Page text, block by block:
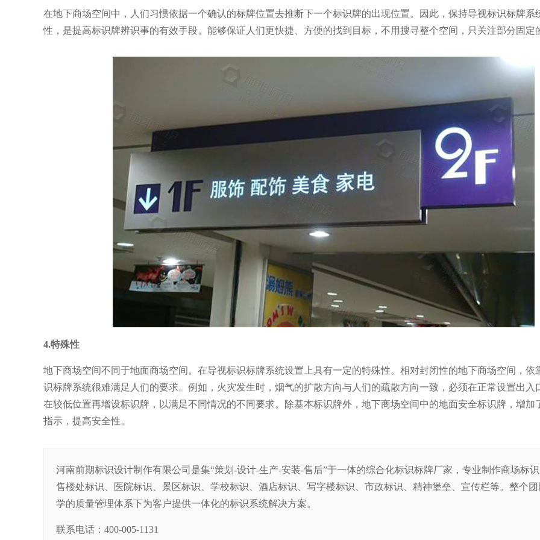
在地下商场空间中，人们习惯依据一个确认的标牌位置去推断下一个标识牌的出现位置。因此，保持导视标识标牌系
性，是提高标识牌辨识事的有效手段。能够保证人们更快捷、方便的找到目标，不用搜寻整个空间，只关注部分固定
4.特殊性
地下商场空间不同于地面商场空间。在导视标识标牌系统设置上具有一定的特殊性。相对封闭性的地下商场空间，依
识标牌系统很难满足人们的要求。例如，火灾发生时，烟气的扩散方向与人们的疏散方向一致，必须在正常设置出入
在较低位置再增设标识牌，以满足不同情况的不同要求。除基本标识牌外，地下商场空间中的地面安全标识牌，增加
指示，提高安全性。
河南前期标识设计制作有限公司是集“策划-设计-生产-安装-售后”于一体的综合化标识标牌厂家，专业制作商场标识
售楼处标识、医院标识、景区标识、学校标识、酒店标识、写字楼标识、市政标识、精神堡垒、宣传栏等。整个
学的质量管理体系下为客户提供一体化的标识系统解决方案。
联系电话：400-005-1131